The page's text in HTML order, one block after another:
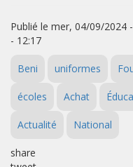
Publié le mer, 04/09/
- 12:17
Beni uniformes
écoles Achat
Actualité National
share